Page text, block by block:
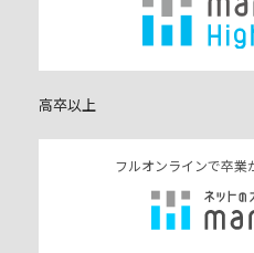
高卒以上
フルオンラインで卒業